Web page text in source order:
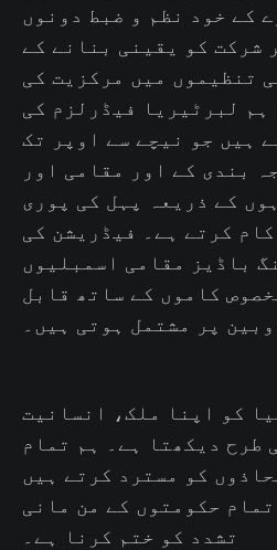
کے خود نظم و ضبط دونوں
شرکت کو یقینی بنانے کے
تنظیموں میں مرکزیت کی
ہم لبرٹیریا فیڈرلزم کی
ہیں جو نیچے سے اوپر تک
بندی کے اور مقامی اور
کے ذریعہ پہل کی پوری
کرتے ہے۔ فیڈریشن کی
باڈیز مقامی اسمبلیوں
کاموں کے ساتھ قابل
پر مشتمل ہوتی ہیں۔
کو اپنا ملک، انسانیت
طرح دیکھتا ہے۔ ہم تمام
کو مسترد کرتے ہیں
حکومتوں کے من مانی
تشدد کو ختم کرنا ہے۔